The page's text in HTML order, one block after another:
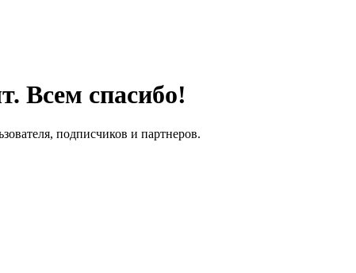
Всем спасибо!
подписчиков и партнеров.